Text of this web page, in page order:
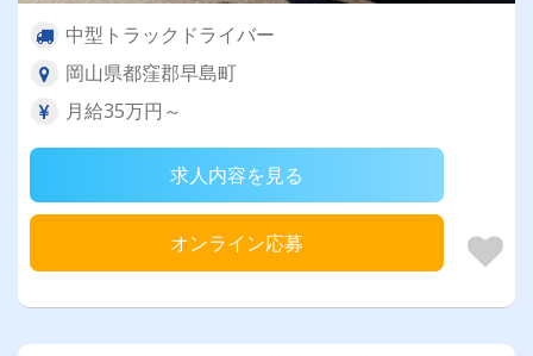
中型トラックドライバー
岡山県都窪郡早島町
月給35万円～
求人内容を見る
オンライン応募